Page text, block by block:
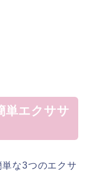
単エクササ
な3つのエクサ